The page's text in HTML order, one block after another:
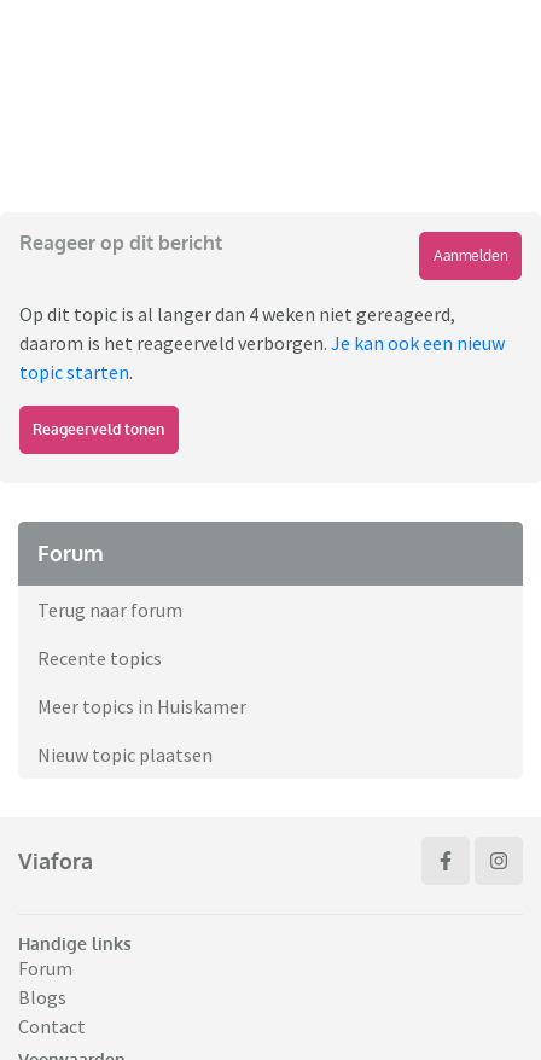
Reageer op dit bericht
Aanmelden
Op dit topic is al langer dan 4 weken niet gereageerd,
daarom is het reageerveld verborgen. Je kan ook een nieuw
topic starten.
Reageerveld tonen
Forum
Terug naar forum
Recente topics
Meer topics in Huiskamer
Nieuw topic plaatsen
Viafora
Handige links
Forum
Blogs
Contact